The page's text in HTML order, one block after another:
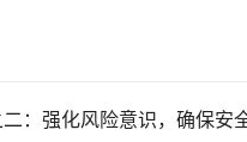
：强化风险意识，确保安